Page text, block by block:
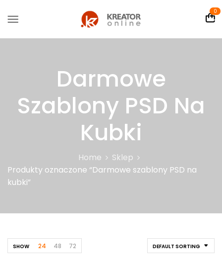
0
Darmowe
Szablony PSD Na
Kubki
Home
Sklep
Produkty oznaczone “Darmowe szablony PSD na
kubki”
DEFAULT SORTING
SHOW 24 48 72